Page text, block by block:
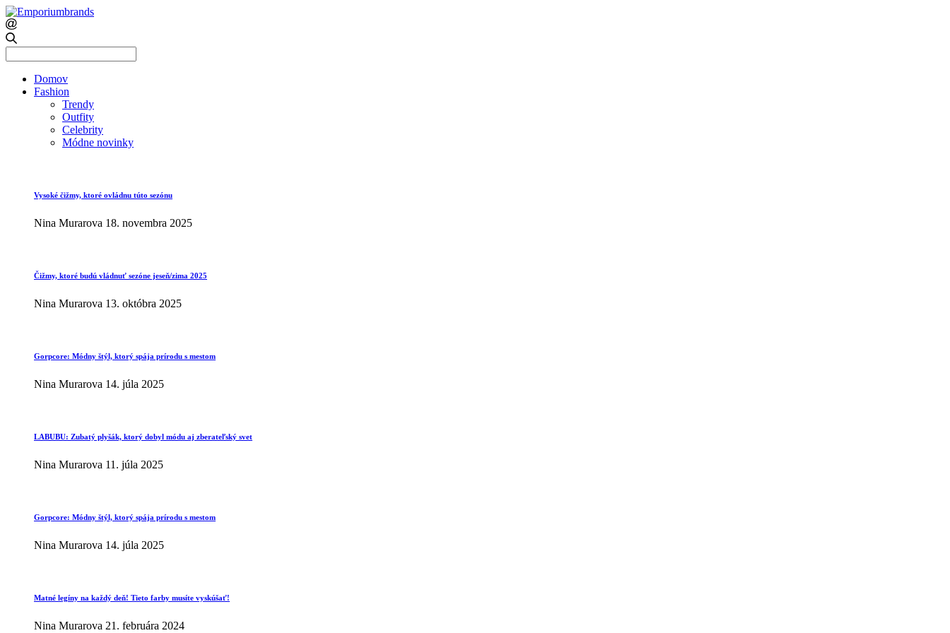
for:
Domov
Fashion
Trendy
Outfity
Celebrity
Módne novinky
Vysoké čižmy, ktoré ovládnu túto sezónu
Nina Murarova 18. novembra 2025
Čižmy, ktoré budú vládnuť sezóne jeseň/zima 2025
Nina Murarova 13. októbra 2025
Gorpcore: Módny štýl, ktorý spája prírodu s mestom
Nina Murarova 14. júla 2025
LABUBU: Zubatý plyšák, ktorý dobyl módu aj zberateľský svet
Nina Murarova 11. júla 2025
Gorpcore: Módny štýl, ktorý spája prírodu s mestom
Nina Murarova 14. júla 2025
Matné legíny na každý deň! Tieto farby musíte vyskúšať!
Nina Murarova 21. februára 2024